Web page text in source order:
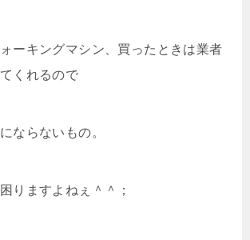
ーキングマシン、買ったときは業者
くれるので
ならないもの。
りますよねぇ＾＾；